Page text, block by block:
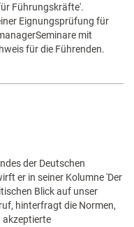
Führungskräfte'.
Eignungsprüfung für
mit
für die Führenden.
der Deutschen
er in seiner Kolumne 'Der
Blick auf unser
hinterfragt die Normen,
akzeptierte